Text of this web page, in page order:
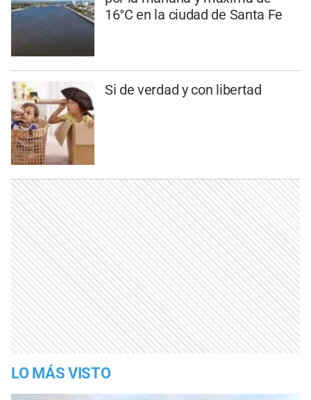
16°C en la ciudad de Santa Fe
Si de verdad y con libertad
LO MÁS VISTO